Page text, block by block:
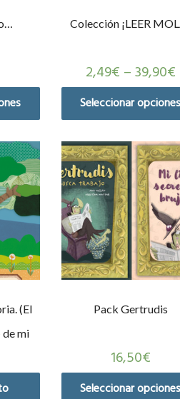
Colección ¡LEER
2,49€ –39,90€
Seleccionar opciones
(El
mi
Pack Gertrudis
16,50€
Seleccionar opciones